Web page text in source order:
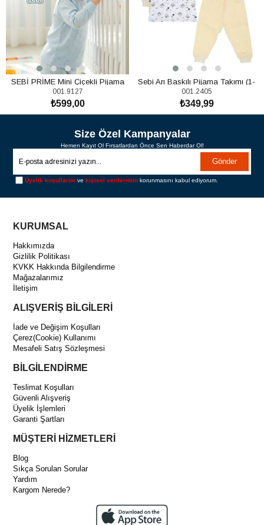
SEBİ PRİME Mini Çiçekli Pijama
TakımI
001.9127
₺599,00
SEPETE EKLE
Sebi Arı Baskılı Pijama Takımı (1-
3Yaş)
001.2405
₺349,99
SEPETE EKLE
Size Özel Kampanyalar
Hemen Kayıt Ol Fırsatlardan Önce Sen Haberdar Ol!
Gönder
Üyelik koşullarını vekişisel verilerimin korunmasını kabul ediyorum.
KURUMSAL
Hakkımızda
Gizlilik Politikası
KVKK Hakkında Bilgilendirme
Mağazalarımız
İletişim
ALIŞVERİŞ BİLGİLERİ
İade ve Değişim Koşulları
Çerez(Cookie) Kullanımı
Mesafeli Satış Sözleşmesi
BİLGİLENDİRME
Teslimat Koşulları
Güvenli Alışveriş
Üyelik İşlemleri
Garanti Şartları
MÜŞTERİ HİZMETLERİ
Blog
Sıkça Sorulan Sorular
Yardım
Kargom Nerede?